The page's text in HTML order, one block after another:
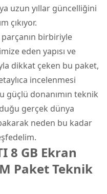
uzun yıllar güncelliğini
çıkıyor.
parçanın birbiriyle
eden yapısı ve
dikkat çeken bu paket,
incelenmesi
güçlü donanımın teknik
gerçek dünya
neden bu kadar
8 GB Ekran
Paket Teknik